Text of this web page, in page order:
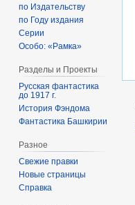
по Издательству
по Году издания
Серии
Особо: «Рамка»
Разделы и Проекты
Русская фантастика
до 1917 г.
История Фэндома
Фантастика Башкирии
Разное
Свежие правки
Новые страницы
Справка